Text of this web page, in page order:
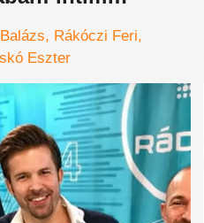
kerültek fel az
Rákóczi Feri
Eszter